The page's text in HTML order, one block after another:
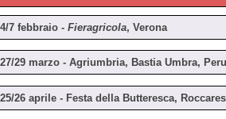
4/7 febbraio - Fieragricola, Verona
27/29 marzo - Agriumbria, Bastia Umbra,
25/26 aprile - Festa della Butteresca,